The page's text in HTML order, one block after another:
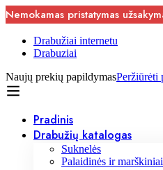
Nemokamas pristatymas
Drabužiai internetu
Drabuziai
Naujų prekių papildymasPeržiūrėti
Pradinis
Drabužių katalogas
Suknelės
Palaidinės ir marškiniai